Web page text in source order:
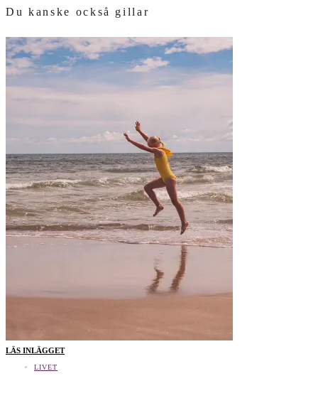
Du kanske också gillar
LÄS INLÄGGET
LIVET